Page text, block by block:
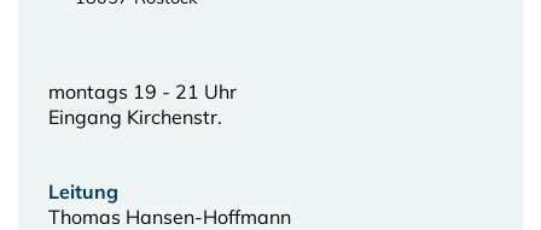
montags 19 - 21 Uhr
Eingang Kirchenstr.
Leitung
Thomas Hansen-Hoffmann